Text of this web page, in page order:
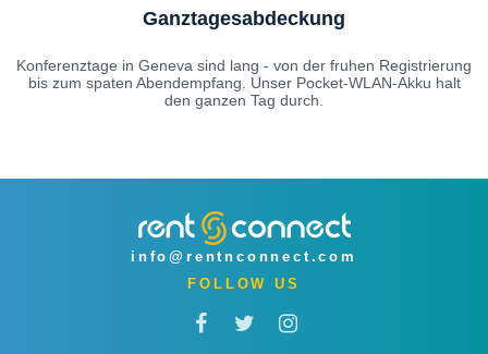
Ganztagesabdeckung
Konferenztage in Geneva sind lang - von der fruhen Registrierung
bis zum spaten Abendempfang. Unser Pocket-WLAN-Akku halt
den ganzen Tag durch.
info@rentnconnect.com
FOLLOW US